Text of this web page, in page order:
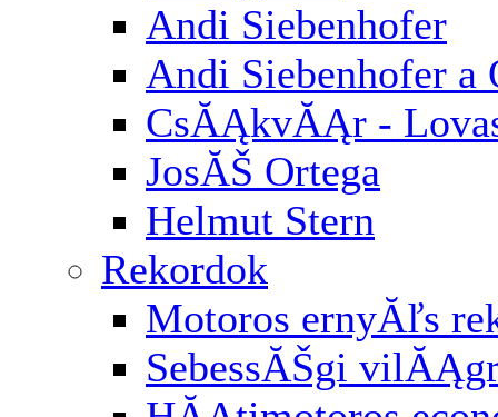
Andi Siebenhofer
Andi Siebenhofer
CsĂĄkvĂĄr -
JosĂŠ Ortega
Helmut Stern
Rekordok
Motoros ernyĂľs
SebessĂŠgi